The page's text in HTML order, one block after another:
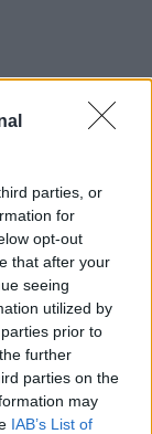
parties, or
for
opt-out
that after your
seeing
utilized by
prior to
further
parties on the
may
IAB’s List of
50 /50
2000 /2000